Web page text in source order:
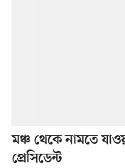
মঞ্চ থেকে নামতে
প্রেসিডেন্ট